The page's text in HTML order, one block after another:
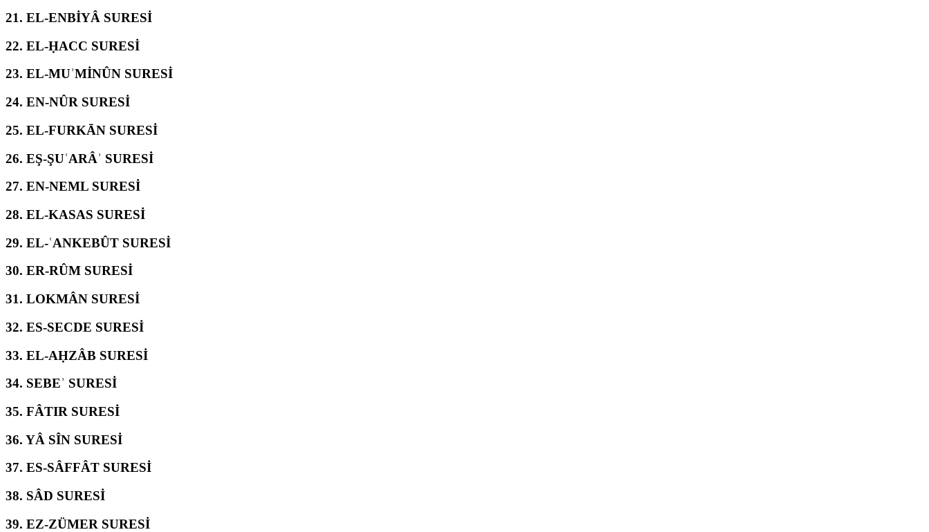
21. EL-ENBİYÂ SURESİ
22. EL-ḤACC SURESİ
23. EL-MUʾMİNÛN SURESİ
24. EN-NÛR SURESİ
25. EL-FURKĀN SURESİ
26. EŞ-ŞUʿARÂʾ SURESİ
27. EN-NEML SURESİ
28. EL-KASAS SURESİ
29. EL-ʿANKEBÛT SURESİ
30. ER-RÛM SURESİ
31. LOKMÂN SURESİ
32. ES-SECDE SURESİ
33. EL-AḤZÂB SURESİ
34. SEBEʾ SURESİ
35. FÂTIR SURESİ
36. YÂ SÎN SURESİ
37. ES-SÂFFÂT SURESİ
38. SÂD SURESİ
39. EZ-ZÜMER SURESİ